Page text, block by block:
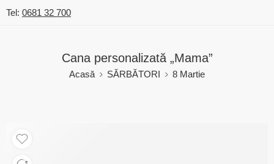
Tel: 0681 32 700
Cana personalizată „Mama”
Acasă SĂRBĂTORI 8 Martie